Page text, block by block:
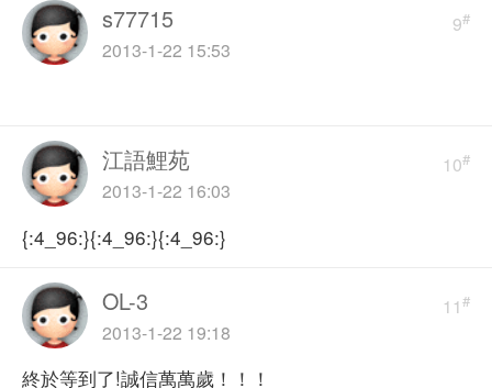
9#
s77715
2013-1-22 15:53
10#
江語鯉苑
2013-1-22 16:03
{:4_96:}{:4_96:}{:4_96:}
11#
OL-3
2013-1-22 19:18
終於等到了!誠信萬萬歲！！！